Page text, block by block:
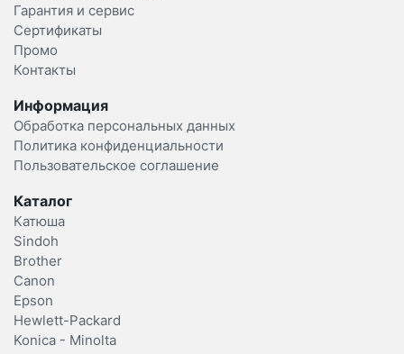
Гарантия и сервис
Сертификаты
Промо
Контакты
Информация
Обработка персональных данных
Политика конфиденциальности
Пользовательское соглашение
Каталог
Катюша
Sindoh
Brother
Canon
Epson
Hewlett-Packard
Konica - Minolta